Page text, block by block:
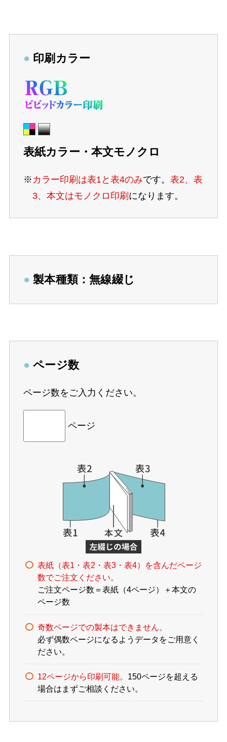
● 印刷カラー
表紙カラー・本文モノクロ
※ カラー印刷は表1と表4のみです。 表2、表
3、本文はモノクロ印刷 になります。
● 製本種類：無線綴じ
● ページ数
ページ数をご入力ください。
ページ
表紙（表1・表2・表3・表4）を含んだページ
数でご注文ください。
ご注文ページ数＝表紙（4ページ）＋本文の
ページ数
奇数ページでの製本はできません。
必ず偶数ページになるようデータをご用意く
ださい。
12ページから印刷可能。 150ページを超える
場合はまずご相談ください。